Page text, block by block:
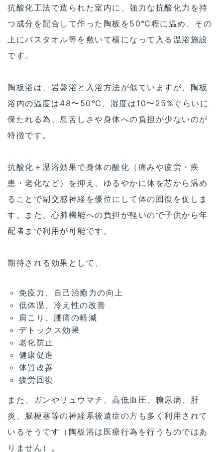
抗酸化工法で造られた室内に、強力な抗酸化力を持
つ成分を配合して作った陶板を50℃程に温め、その
上にバスタオル等を敷いて横になって入る温浴施設
です。
陶板浴は、岩盤浴と入浴方法が似ていますが、陶板
浴内の温度は48〜50℃、湿度は10〜25%ぐらいに
保たれる為、息苦しさや身体への負担が少ないのが
特徴です。
抗酸化＋温浴効果で身体の酸化（痛みや疲労・疾
患・老化など）を抑え、ゆるやかに体を芯から温め
ることで副交感神経を優位にして体の回復を促しま
す。また、心肺機能への負担が軽いので子供から年
配者まで利用が可能です。
期待される効果として、
免疫力、自己治癒力の向上
低体温、冷え性の改善
肩こり、腰痛の軽減
デトックス効果
老化防止
健康促進
体質改善
疲労回復
また、ガンやリュウマチ、高低血圧、糖尿病、肝
炎、脳梗塞等の神経系後遺症の方も多く利用されて
いるそうです（陶板浴は医療行為を行うものではあ
りません）。